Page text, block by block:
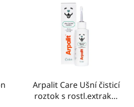
Arpalit Care Ušní čisticí
roztok s rostl.extrakty